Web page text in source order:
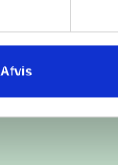
Afvis